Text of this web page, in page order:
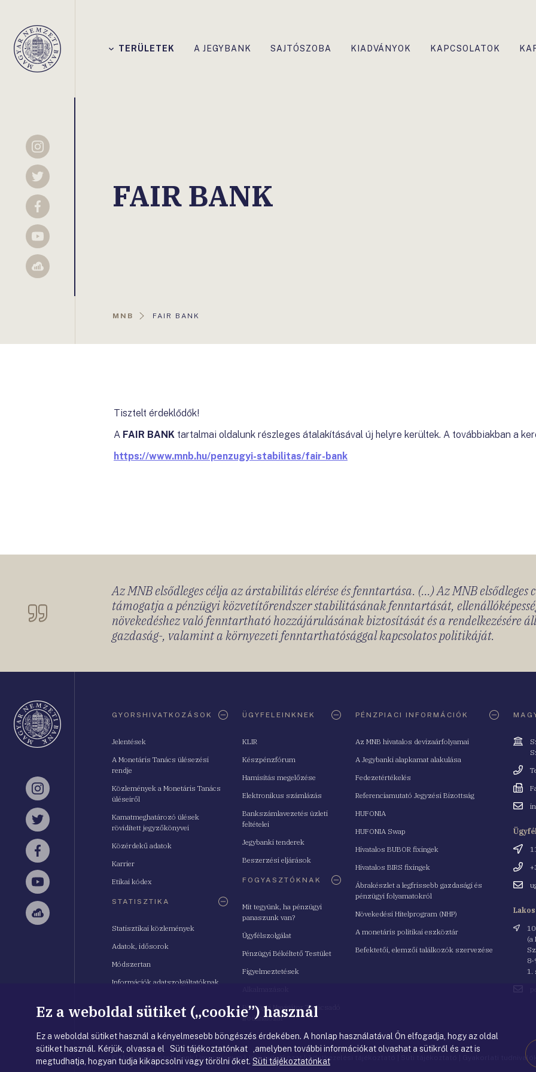
Magyar
Nemzeti
TERÜLETEK A JEGYBANK SAJTÓSZOBA KIADVÁNYOK KAPCSOLATOK
Instagram
Twitter
Facebook
YouTube
Sellsy
FAIR BANK
MNB
AKTUÁLIS
FAIR BANK
Tisztelt érdeklődők!
A FAIR BANK tartalmai oldalunk részleges átalakításával új helyre kerültek. A továbbiakban a
https://www.mnb.hu/penzugyi-stabilitas/fair-bank
Az MNB elsődleges célja az árstabilitás elérése és fenntartása. (...) Az MNB elsődleges
támogatja a pénzügyi közvetítőrendszer stabilitásának fenntartását,
növekedéshez való fenntartható hozzájárulásának biztosítását és a rendelkezésére
gazdaság-, valamint a környezeti fenntarthatósággal kapcsolatos politikáját.
Instagram
Twitter
Facebook
YouTube
Sellsy
GYORSHIVATKOZÁSOK
Jelentések
A Monetáris Tanács ülésezési
rendje
Közlemények a Monetáris Tanács
üléseiről
Kamatmeghatározó ülések
rövidített jegyzőkönyvei
Közérdekű adatok
Karrier
Etikai kódex
STATISZTIKA
Statisztikai közlemények
Adatok, idősorok
Módszertan
Információk adatszolgáltatóknak
ÜGYFELEINKNEK
KLIR
Készpénzfórum
Hamisítás megelőzése
Elektronikus számlázás
Bankszámlavezetés üzleti
feltételei
Jegybanki tenderek
Beszerzési eljárások
FOGYASZTÓKNAK
Mit tegyünk, ha pénzügyi
panaszunk van?
Ügyfélszolgálat
Pénzügyi Békéltető Testület
Figyelmeztetések
Pénzügyi Navigátor Tanácsadó
Irodahálózat
PÉNZPIACI INFORMÁCIÓK
Az MNB hivatalos devizaárfolyamai
A Jegybanki alapkamat alakulása
Fedezetértékelés
Referenciamutató Jegyzési Bizottság
HUFONIA
HUFONIA Swap
Hivatalos BUBOR fixingek
Hivatalos BIRS fixingek
Ábrakészlet a legfrissebb gazdasági és
pénzügyi folyamatokról
Növekedési Hitelprogram (NHP)
A monetáris politikai eszköztár
Befektetői, elemzői találkozók szervezése
Cím
Fax
Email
Cím
Email
Cím
(a
8-
1.
© Magyar Nemzeti Bank |Impresszum |Jogi nyilatkozat|Adatkezelési tájékoztató Gyakorlati
Ez a weboldal sütiket („cookie”) használ
Ez a weboldal sütiket használ a kényelmesebb böngészés érdekében. A honlap használatával Ön elfogadja, hogy az oldal
sütiket használ. Kérjük, olvassa el Süti tájékoztatónkat ,amelyben további információkat olvashat a sütikről és azt is
megtudhatja, hogyan tudja kikapcsolni vagy törölni őket. Süti tájékoztatónkat